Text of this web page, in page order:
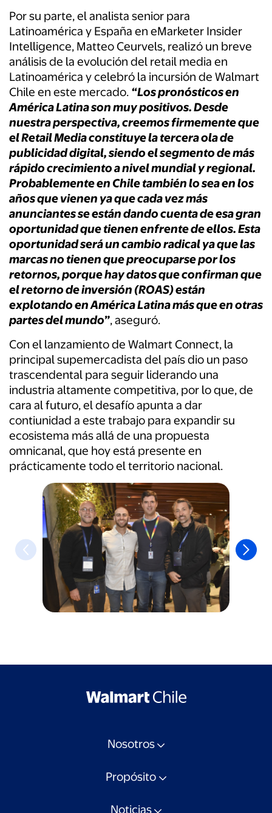
Por su parte, el analista senior para
Latinoamérica y España en eMarketer Insider
Intelligence, Matteo Ceurvels, realizó un breve
análisis de la evolución del retail media en
Latinoamérica y celebró la incursión de Walmart
Chile en este mercado. “Los pronósticos en
América Latina son muy positivos. Desde
nuestra perspectiva, creemos firmemente que
el Retail Media constituye la tercera ola de
publicidad digital, siendo el segmento de más
rápido crecimiento a nivel mundial y regional.
Probablemente en Chile también lo sea en los
años que vienen ya que cada vez más
anunciantes se están dando cuenta de esa gran
oportunidad que tienen enfrente de ellos. Esta
oportunidad será un cambio radical ya que las
marcas no tienen que preocuparse por los
retornos, porque hay datos que confirman que
el retorno de inversión (ROAS) están
explotando en América Latina más que en otras
partes del mundo”, aseguró.
Con el lanzamiento de Walmart Connect, la
principal supemercadista del país dio un paso
trascendental para seguir liderando una
industria altamente competitiva, por lo que, de
cara al futuro, el desafío apunta a dar
contiunidad a este trabajo para expandir su
ecosistema más allá de una propuesta
omnicanal, que hoy está presente en
prácticamente todo el territorio nacional.
Nosotros
Propósito
Noticias